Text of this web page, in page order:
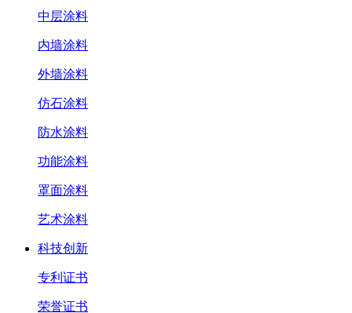
中层涂料
内墙涂料
外墙涂料
仿石涂料
防水涂料
功能涂料
罩面涂料
艺术涂料
科技创新
专利证书
荣誉证书